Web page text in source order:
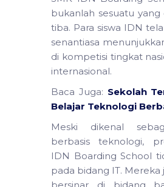
bukanlah sesuatu
tiba. Para siswa IDN
senantiasa
di kompetisi tingkat
internasional.
Baca Juga: Sekolah
Belajar Teknologi
Meski dikenal
berbasis teknologi,
IDN Boarding School
pada bidang IT. Mereka